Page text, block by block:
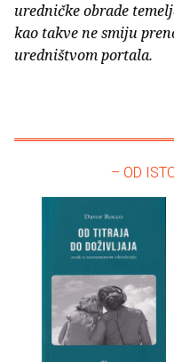
uredničke obrade
kao takve ne smiju
uredništvom portala.
– OD